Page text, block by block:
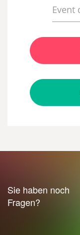
Sie haben noch
Fragen?